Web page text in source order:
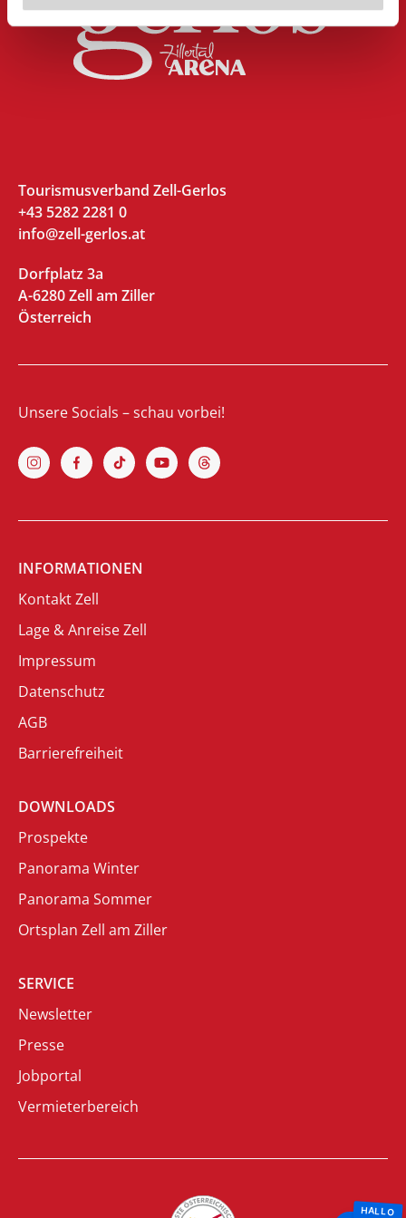
Tourismusverband Zell-Gerlos
+43 5282 2281 0
info@zell-gerlos.at
Dorfplatz 3a
A-6280 Zell am Ziller
Österreich
Unsere Socials – schau vorbei!
INFORMATIONEN
Kontakt Zell
Lage & Anreise Zell
Impressum
Datenschutz
AGB
Barrierefreiheit
DOWNLOADS
Prospekte
Panorama Winter
Panorama Sommer
Ortsplan Zell am Ziller
SERVICE
Newsletter
Presse
Jobportal
Vermieterbereich